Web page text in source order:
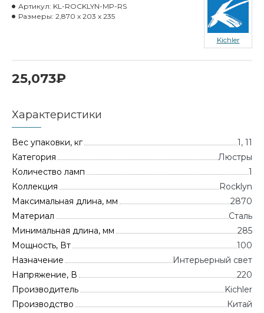
25,073₽
Артикул: KL-ROCKLYN-MP-RS
Размеры: 2,870 x 203 x 235
Kichler
Характеристики
Вес упаковки, кг
1, 11
Категория
Люстры
Количество ламп
1
Коллекция
Rocklyn
Максимальная длина, мм
2870
Материал
Сталь
Минимальная длина, мм
285
Мощность, Вт
100
Назначение
Интерьерный свет
Напряжение, В
220
Производитель
Kichler
Производство
Китай